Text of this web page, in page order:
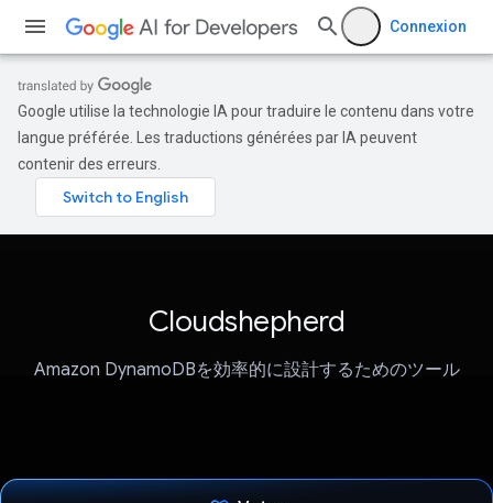
Connexion
Google utilise la technologie IA pour traduire le contenu dans votre
langue préférée. Les traductions générées par IA peuvent
contenir des erreurs.
Cloudshepherd
Amazon DynamoDBを効率的に設計するためのツール